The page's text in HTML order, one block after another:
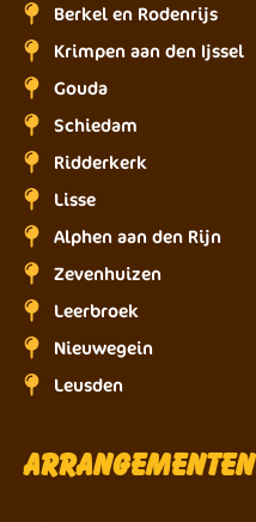
Berkel en Rodenrijs
Krimpen aan den Ijssel
Gouda
Schiedam
Ridderkerk
Lisse
Alphen aan den Rijn
Zevenhuizen
Leerbroek
Nieuwegein
Leusden
Arrangementen